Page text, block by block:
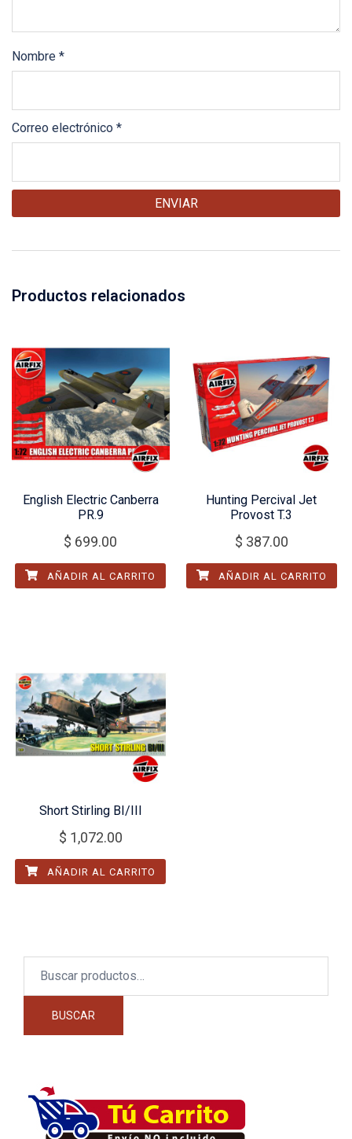
Nombre *
Correo electrónico *
Productos relacionados
English Electric Canberra
PR.9
$ 699.00
AÑADIR AL CARRITO
Hunting Percival Jet
Provost T.3
$ 387.00
AÑADIR AL CARRITO
Short Stirling BI/III
$ 1,072.00
AÑADIR AL CARRITO
BUSCAR